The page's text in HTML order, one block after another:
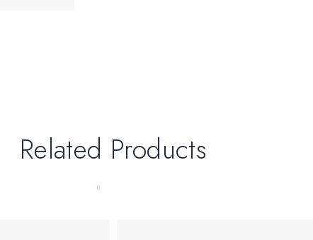
Related Products